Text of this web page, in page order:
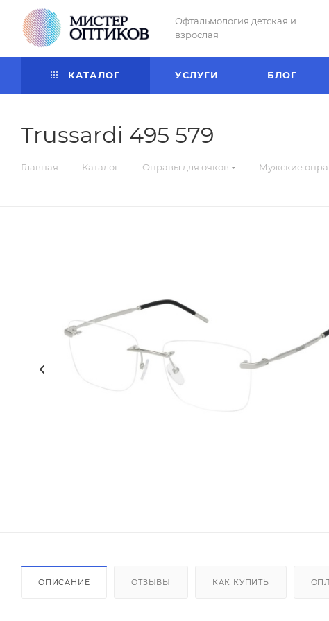
Офтальмология детская и
взрослая
КАТАЛОГ УСЛУГИ БЛОГ
Trussardi 495 579
Главная — Каталог — Оправы для очков — Мужские
ОПИСАНИЕ ОТЗЫВЫ КАК КУПИТЬ